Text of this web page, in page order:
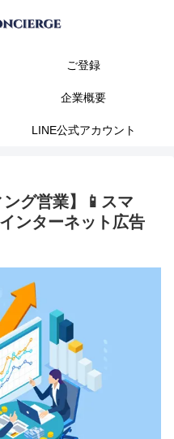
ご登録
企業概要
LINE公式アカウント
グ営業】📱スマ
ンターネット広告